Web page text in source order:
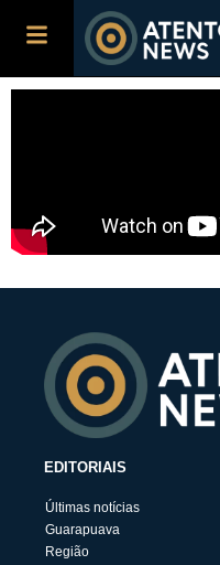
EDITORIAIS
Últimas notícias
Guarapuava
Região